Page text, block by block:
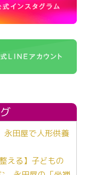
永田屋で人形供養
える】子どもの